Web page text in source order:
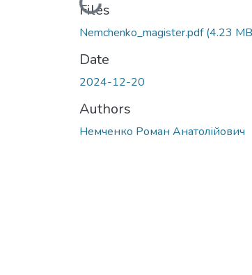
Loading...
Files
Nemchenko_magister.pdf(4.23
Date
2024-12-20
Authors
Немченко Роман Анатолійович